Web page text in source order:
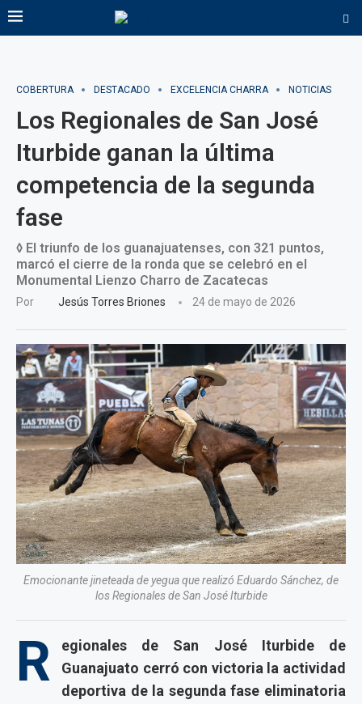
COBERTURA DESTACADO EXCELENCIA CHARRA NOTICIAS
Los Regionales de San José
Iturbide ganan la última
competencia de la segunda
fase
◊ El triunfo de los guanajuatenses, con 321 puntos,
marcó el cierre de la ronda que se celebró en el
Monumental Lienzo Charro de Zacatecas
Por Jesús Torres Briones 24 de mayo de 2026
Emocionante jineteada de yegua que realizó Eduardo Sánchez, de
los Regionales de San José Iturbide
R
egionales de San José Iturbide de
Guanajuato cerró con victoria la actividad
deportiva de la segunda fase eliminatoria